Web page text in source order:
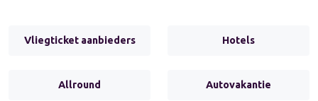
Vliegticket aanbieders Hotels
Allround Autovakantie